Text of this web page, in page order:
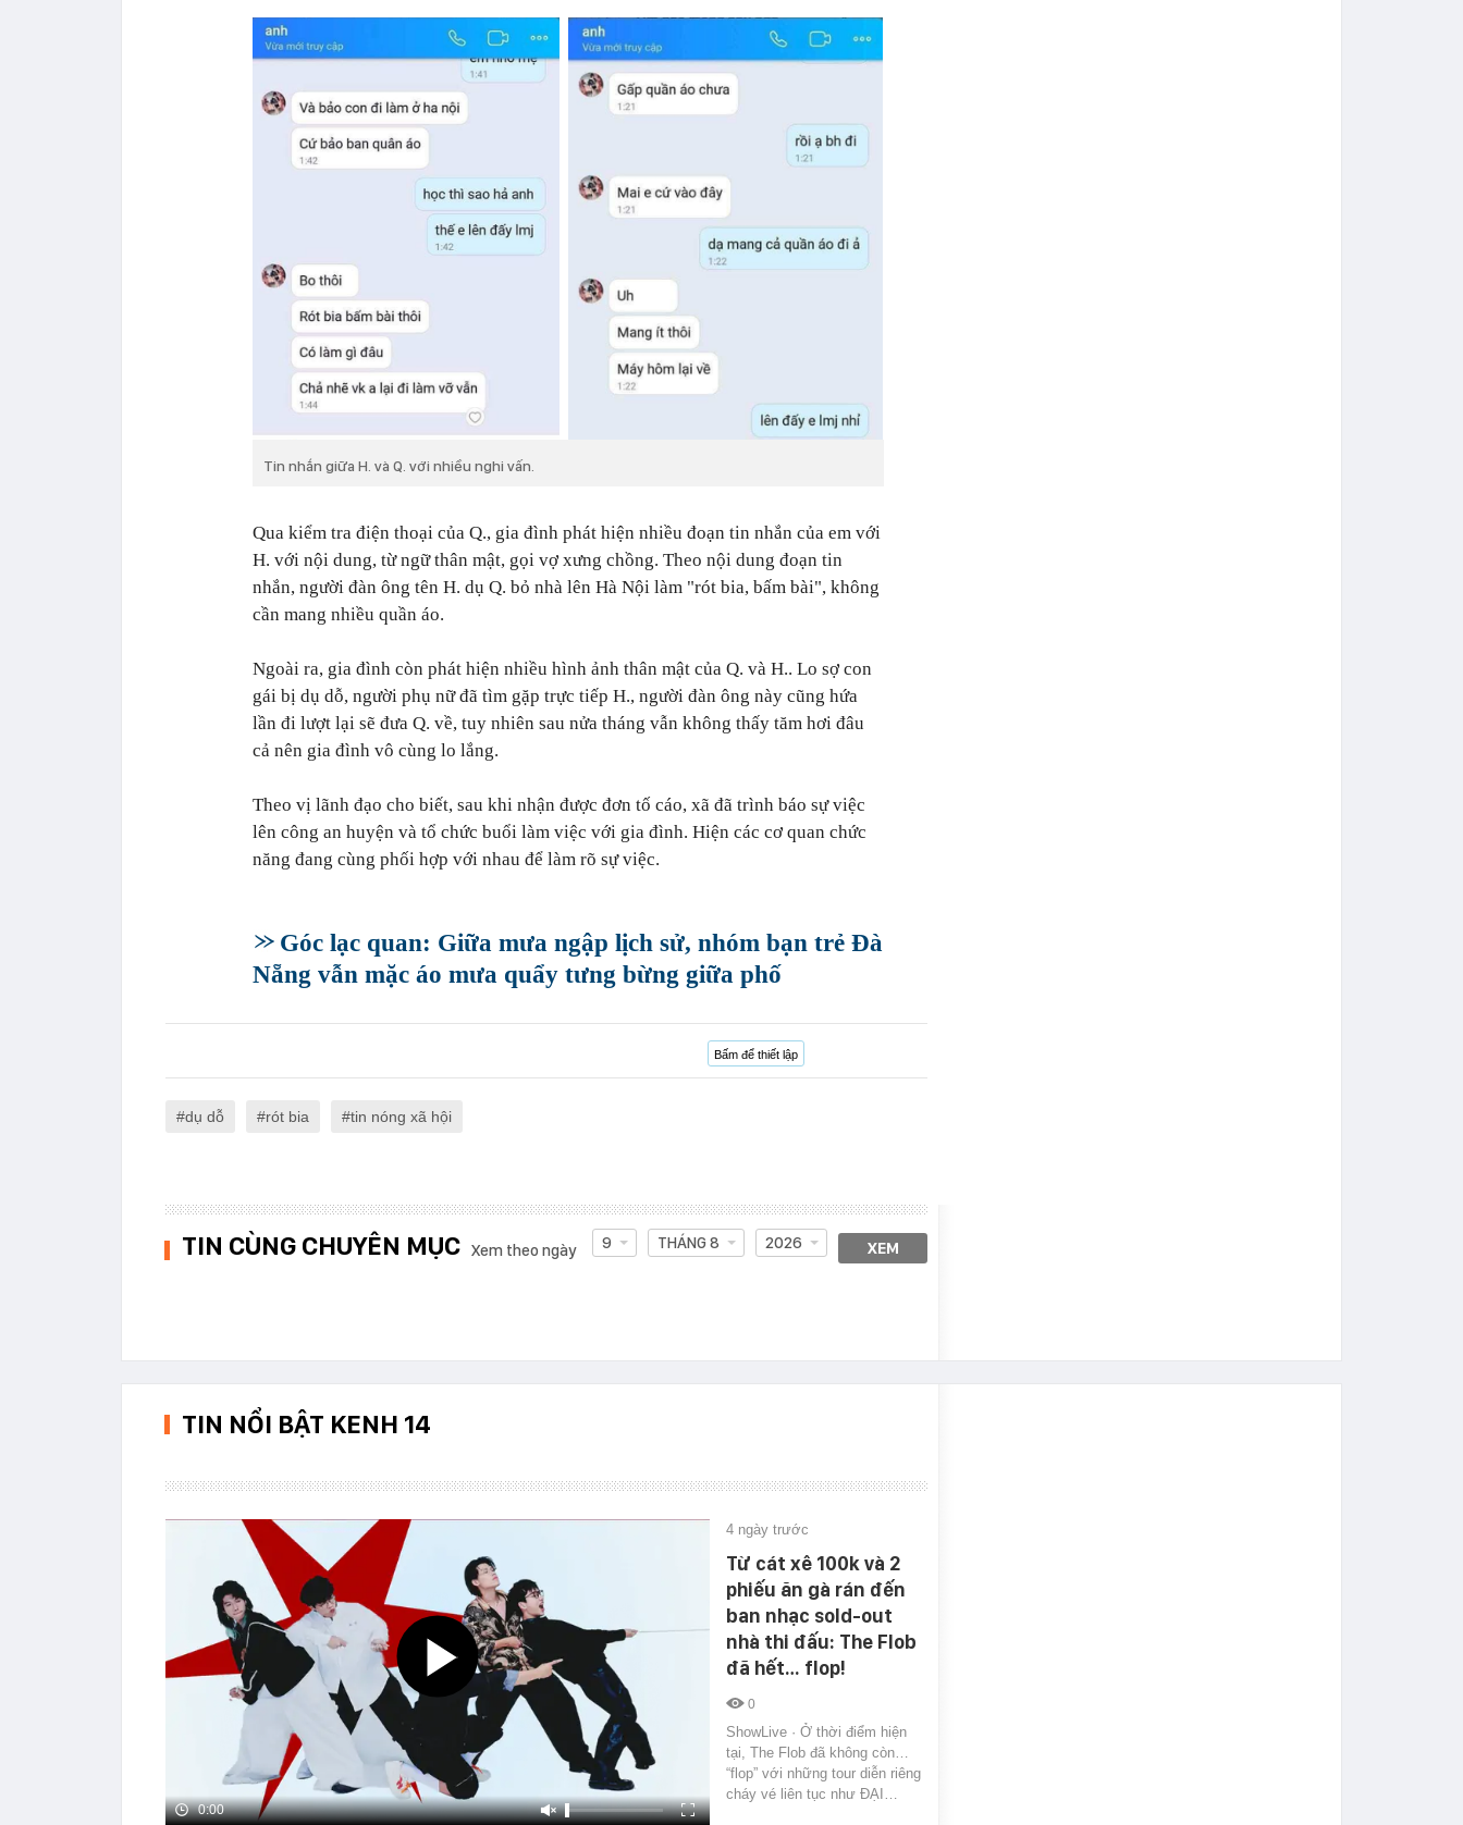
Tin nhắn giữa H. và Q. với nhiều nghi vấn.
Qua kiểm tra điện thoại của Q., gia đình phát hiện nhiều đoạn tin nhắn của em với
H. với nội dung, từ ngữ thân mật, gọi vợ xưng chồng. Theo nội dung đoạn tin
nhắn, người đàn ông tên H. dụ Q. bỏ nhà lên Hà Nội làm "rót bia, bấm bài", không
cần mang nhiều quần áo.
Ngoài ra, gia đình còn phát hiện nhiều hình ảnh thân mật của Q. và H.. Lo sợ con
gái bị dụ dỗ, người phụ nữ đã tìm gặp trực tiếp H., người đàn ông này cũng hứa
lần đi lượt lại sẽ đưa Q. về, tuy nhiên sau nửa tháng vẫn không thấy tăm hơi đâu
cả nên gia đình vô cùng lo lắng.
Theo vị lãnh đạo cho biết, sau khi nhận được đơn tố cáo, xã đã trình báo sự việc
lên công an huyện và tổ chức buổi làm việc với gia đình. Hiện các cơ quan chức
năng đang cùng phối hợp với nhau để làm rõ sự việc.
Góc lạc quan: Giữa mưa ngập lịch sử, nhóm bạn trẻ Đà
Nẵng vẫn mặc áo mưa quẩy tưng bừng giữa phố
Bấm để thiết lập
dụ dỗ rót bia tin nóng xã hội
TIN CÙNG CHUYÊN MỤC Xem theo ngày 9 THÁNG 8 2026 XEM
TIN NỔI BẬT KENH 14
0:00
4 ngày trước
Từ cát xê 100k và 2
phiếu ăn gà rán đến
ban nhạc sold-out
nhà thi đấu: The Flob
đã hết… flop!
0
ShowLive · Ở thời điểm hiện
tại, The Flob đã không còn…
“flop” với những tour diễn riêng
cháy vé liên tục như ĐẠI…